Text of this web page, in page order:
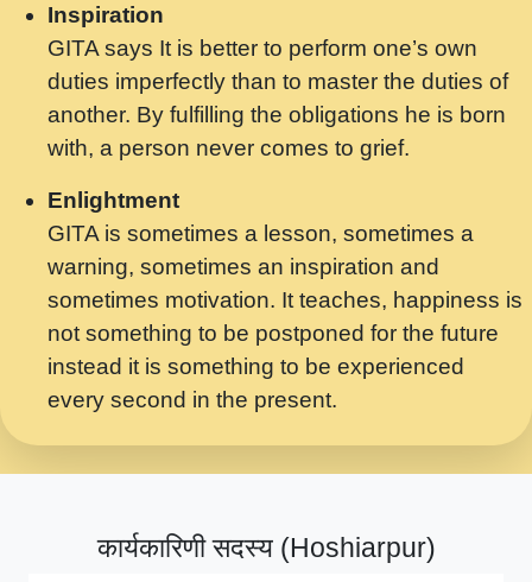
Saawariya.mp3
मर गनय न अपरध लडडल शर रध.... Shri
ravinandan shastri ji maharaj.mp3
मेरे मन हरी का ध्यान लगा - भजन भाव - 2018 -
Rishikesh - Swami Gyananand Ji
Maharaj.mp3
यह हसरत तलब ह नकज कमर Yahi Hasraten
Talab Hai Bhav Pravah #bhajan.mp3
लडल ज बल ल क ज न लग Sadhvi Purnima Ji
7.9.2021 जवल नगर दलल #बसर.mp3
सख भ मझ पयर ह दख भ मझ पयर ह!छड म कस दत
सपरहट भजन 2021 - तर अखय ह जद भर बहर ज म
सपरहट शयम भजन - जय जय शयम जय जय शयम
Inspiration
GITA says It is better to perform one’s own
duties imperfectly than to master the duties of
another. By fulfilling the obligations he is born
with, a person never comes to grief.
Enlightment
GITA is sometimes a lesson, sometimes a
warning, sometimes an inspiration and
sometimes motivation. It teaches, happiness is
not something to be postponed for the future
instead it is something to be experienced
every second in the present.
कार्यकारिणी सदस्य (Hoshiarpur)